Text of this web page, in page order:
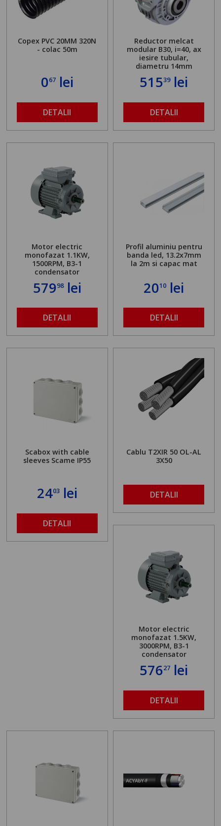
Copex PVC 20MM 320N
- colac 50m
067lei
DETALII
Reductor melcat
modular B30, i=40, ax
iesire tubular,
diametru 14mm
51539lei
DETALII
Motor electric
monofazat 1.1KW,
1500RPM, B3-1
condensator
57998lei
DETALII
Profil aluminiu pentru
banda led, 13.2x7mm
la 2m si capac mat
2010 lei
DETALII
Scabox with cable
sleeves Scame IP55
2403lei
DETALII
Cablu T2XIR 50 OL-AL
3X50
DETALII
Motor electric
monofazat 1.5KW,
3000RPM, B3-1
condensator
57627 lei
DETALII